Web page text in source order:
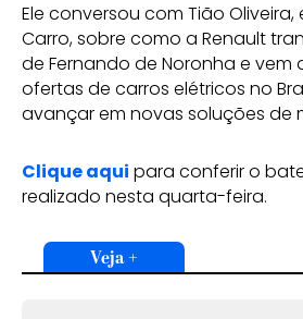
Ele conversou com Tião
Carro, sobre como a Renault
de Fernando de Noronha e vem
ofertas de carros elétricos no
avançar em novas soluções de
Clique aqui para conferir o
realizado nesta quarta-feira.
Veja +